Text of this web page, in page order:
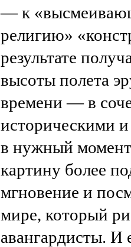
— к
религию»
результате
высоты полета
времени — в
историческими
в нужный момент
картину более
мгновение и
мире, который
авангардисты. И